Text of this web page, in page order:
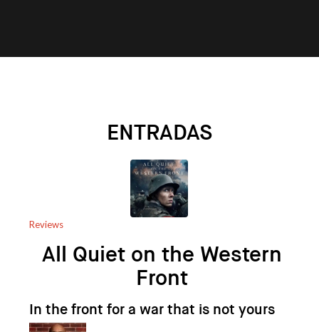
ENTRADAS
Reviews
All Quiet on the Western
Front
In the front for a war that is not yours